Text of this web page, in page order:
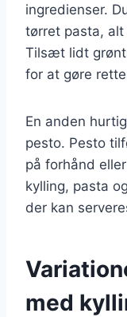
ingredienser.
tørret pasta,
Tilsæt lidt
for at gøre
En anden
pesto. Pesto
på forhånd
kylling, pasta
der kan
med